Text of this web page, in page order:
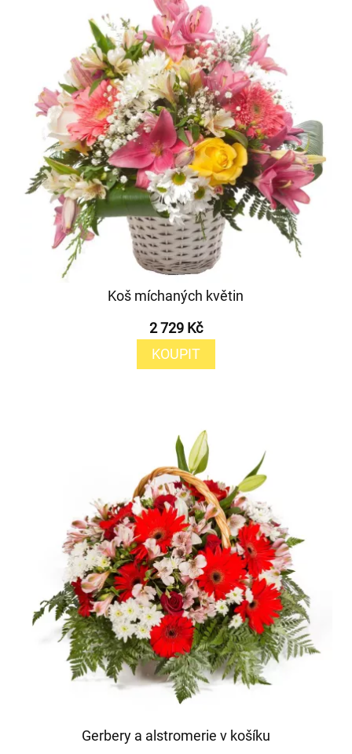
Koš míchaných květin
2 729 Kč
KOUPIT
Gerbery a alstromerie v košíku